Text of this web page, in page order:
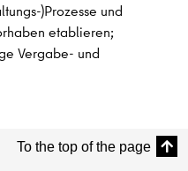
)Prozesse und
etablieren;
Vergabe- und
To the top of the page